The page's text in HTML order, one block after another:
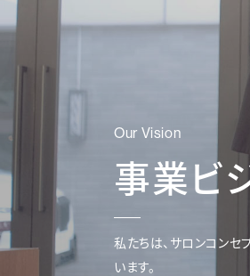
Our Vision
事業ビ
私たちは、サロンコン
います。​